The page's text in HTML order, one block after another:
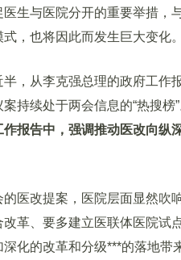
与医院分开的重要举措，
，也将因此而发生巨大变化。
从李克强总理的政府工作
持续处于两会信息的“热搜榜
作报告中，强调推动医改向纵
改提案，医院层面显然吹
改革、要多建立医联体医院试
化的改革和分级***的落地带